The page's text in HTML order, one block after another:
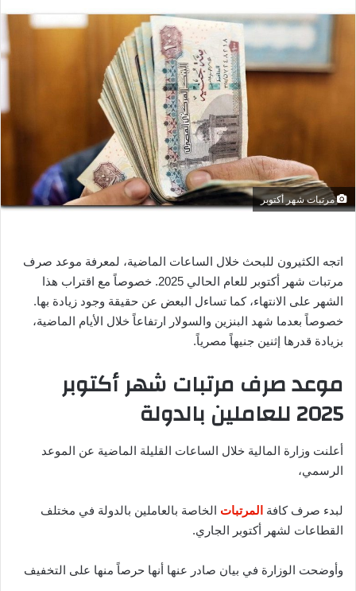
س
ر
إ
ل
ك
ت
ن
ي
ا
مرتبات شهر أكتوبر
اتجه الكثيرون للبحث خلال الساعات الماضية، لمعرفة موعد صرف
مرتبات شهر أكتوبر للعام الحالي 2025. خصوصاً مع اقتراب هذا
الشهر على الانتهاء، كما تساءل البعض عن حقيقة وجود زيادة بها.
خصوصاً بعدما شهد البنزين والسولار ارتفاعاً خلال الأيام الماضية،
بزيادة قدرها إثنين جنيهاً مصرياً.
موعد صرف مرتبات شهر أكتوبر
2025 للعاملين بالدولة
أعلنت وزارة المالية خلال الساعات القليلة الماضية عن الموعد
الرسمي،
لبدء صرف كافة المرتبات الخاصة بالعاملين بالدولة في مختلف
القطاعات لشهر أكتوبر الجاري.
وأوضحت الوزارة في بيان صادر عنها أنها حرصاً منها على التخفيف